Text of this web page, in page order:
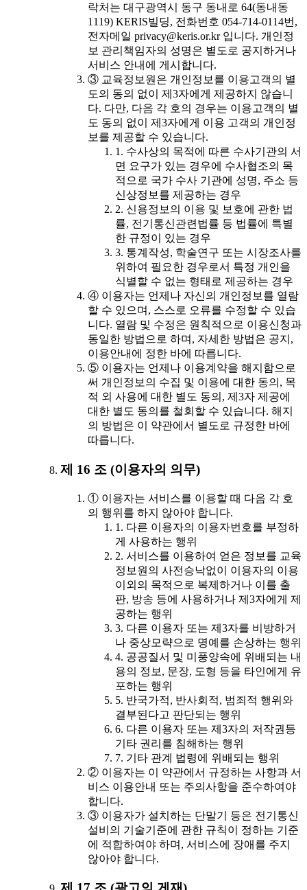
락처는 대구광역시 동구 동내로 64(동내동
1119) KERIS빌딩, 전화번호 054-714-0114번,
전자메일 privacy@keris.or.kr 입니다. 개인정
보 관리책임자의 성명은 별도로 공지하거나
서비스 안내에 게시합니다.
③ 교육정보원은 개인정보를 이용고객의 별
도의 동의 없이 제3자에게 제공하지 않습니
다. 다만, 다음 각 호의 경우는 이용고객의 별
도 동의 없이 제3자에게 이용 고객의 개인정
보를 제공할 수 있습니다.
1. 수사상의 목적에 따른 수사기관의 서
면 요구가 있는 경우에 수사협조의 목
적으로 국가 수사 기관에 성명, 주소 등
신상정보를 제공하는 경우
2. 신용정보의 이용 및 보호에 관한 법
률, 전기통신관련법률 등 법률에 특별
한 규정이 있는 경우
3. 통계작성, 학술연구 또는 시장조사를
위하여 필요한 경우로서 특정 개인을
식별할 수 없는 형태로 제공하는 경우
④ 이용자는 언제나 자신의 개인정보를 열람
할 수 있으며, 스스로 오류를 수정할 수 있습
니다. 열람 및 수정은 원칙적으로 이용신청과
동일한 방법으로 하며, 자세한 방법은 공지,
이용안내에 정한 바에 따릅니다.
⑤ 이용자는 언제나 이용계약을 해지함으로
써 개인정보의 수집 및 이용에 대한 동의, 목
적 외 사용에 대한 별도 동의, 제3자 제공에
대한 별도 동의를 철회할 수 있습니다. 해지
의 방법은 이 약관에서 별도로 규정한 바에
따릅니다.
제 16 조 (이용자의 의무)
① 이용자는 서비스를 이용할 때 다음 각 호
의 행위를 하지 않아야 합니다.
1. 다른 이용자의 이용자번호를 부정하
게 사용하는 행위
2. 서비스를 이용하여 얻은 정보를 교육
정보원의 사전승낙없이 이용자의 이용
이외의 목적으로 복제하거나 이를 출
판, 방송 등에 사용하거나 제3자에게 제
공하는 행위
3. 다른 이용자 또는 제3자를 비방하거
나 중상모략으로 명예를 손상하는 행위
4. 공공질서 및 미풍양속에 위배되는 내
용의 정보, 문장, 도형 등을 타인에게 유
포하는 행위
5. 반국가적, 반사회적, 범죄적 행위와
결부된다고 판단되는 행위
6. 다른 이용자 또는 제3자의 저작권등
기타 권리를 침해하는 행위
7. 기타 관계 법령에 위배되는 행위
② 이용자는 이 약관에서 규정하는 사항과 서
비스 이용안내 또는 주의사항을 준수하여야
합니다.
③ 이용자가 설치하는 단말기 등은 전기통신
설비의 기술기준에 관한 규칙이 정하는 기준
에 적합하여야 하며, 서비스에 장애를 주지
않아야 합니다.